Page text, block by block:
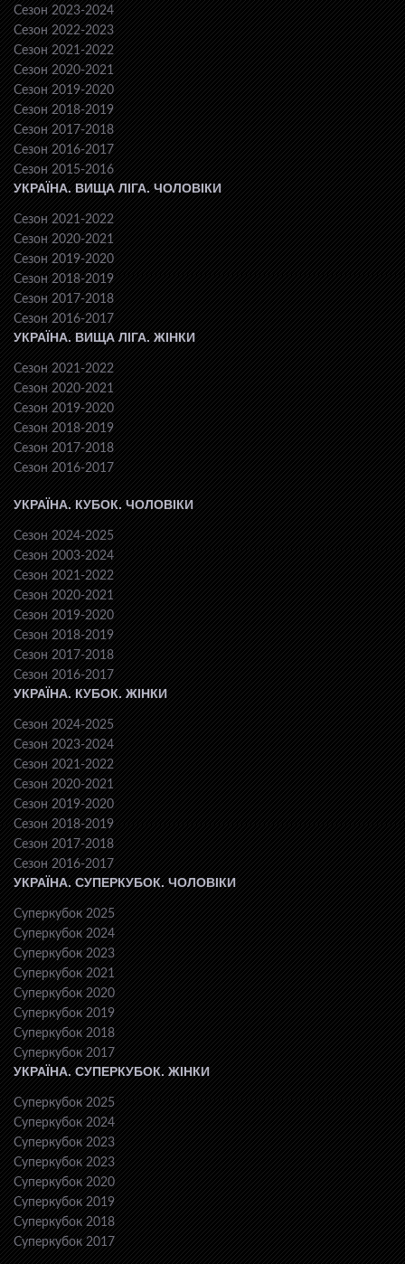
Сезон 2023-2024
Сезон 2022-2023
Сезон 2021-2022
Сезон 2020-2021
Сезон 2019-2020
Сезон 2018-2019
Сезон 2017-2018
Сезон 2016-2017
Сезон 2015-2016
УКРАЇНА. ВИЩА ЛІГА. ЧОЛОВІКИ
Сезон 2021-2022
Сезон 2020-2021
Сезон 2019-2020
Сезон 2018-2019
Сезон 2017-2018
Сезон 2016-2017
УКРАЇНА. ВИЩА ЛІГА. ЖІНКИ
Сезон 2021-2022
Сезон 2020-2021
Сезон 2019-2020
Сезон 2018-2019
Сезон 2017-2018
Сезон 2016-2017
УКРАЇНА. КУБОК. ЧОЛОВІКИ
Сезон 2024-2025
Сезон 2003-2024
Сезон 2021-2022
Сезон 2020-2021
Сезон 2019-2020
Сезон 2018-2019
Сезон 2017-2018
Сезон 2016-2017
УКРАЇНА. КУБОК. ЖІНКИ
Сезон 2024-2025
Сезон 2023-2024
Сезон 2021-2022
Сезон 2020-2021
Сезон 2019-2020
Сезон 2018-2019
Сезон 2017-2018
Сезон 2016-2017
УКРАЇНА. СУПЕРКУБОК. ЧОЛОВІКИ
Суперкубок 2025
Суперкубок 2024
Суперкубок 2023
Суперкубок 2021
Суперкубок 2020
Суперкубок 2019
Суперкубок 2018
Суперкубок 2017
УКРАЇНА. СУПЕРКУБОК. ЖІНКИ
Суперкубок 2025
Суперкубок 2024
Суперкубок 2023
Суперкубок 2023
Суперкубок 2020
Суперкубок 2019
Суперкубок 2018
Суперкубок 2017